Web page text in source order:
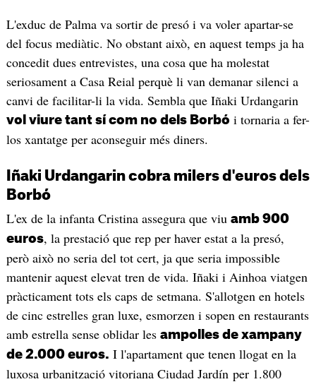
L'exduc de Palma va sortir de presó i va voler apartar-se
del focus mediàtic. No obstant això, en aquest temps ja ha
concedit dues entrevistes, una cosa que ha molestat
seriosament a Casa Reial perquè li van demanar silenci a
canvi de facilitar-li la vida. Sembla que Iñaki Urdangarin
vol viure tant sí com no dels Borbó i tornaria a fer-
los xantatge per aconseguir més diners.
Iñaki Urdangarin cobra milers d'euros dels
Borbó
L'ex de la infanta Cristina assegura que viu amb 900
euros, la prestació que rep per haver estat a la presó,
però això no seria del tot cert, ja que seria impossible
mantenir aquest elevat tren de vida. Iñaki i Ainhoa viatgen
pràcticament tots els caps de setmana. S'allotgen en hotels
de cinc estrelles gran luxe, esmorzen i sopen en restaurants
amb estrella sense oblidar les ampolles de xampany
de 2.000 euros. I l'apartament que tenen llogat en la
luxosa urbanització vitoriana Ciudad Jardín per 1.800